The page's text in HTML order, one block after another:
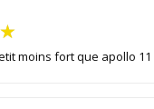
moins fort que apollo 11